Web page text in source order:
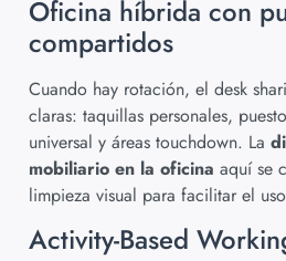
Oficina híbrida con
compartidos
Cuando hay rotación, el desk
claras: taquillas personales,
universal y áreas touchdown. La
mobiliario en la oficina aquí se
limpieza visual para facilitar el
Activity-Based